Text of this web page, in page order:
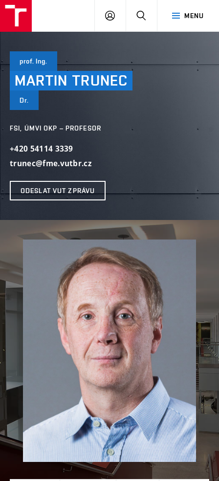
MENU
PŘIHLÁSIT
prof. Ing.
MARTIN TRUNEC
Dr.
FSI, ÚMVI OKP – PROFESOR
+420 54114 3339
trunec@fme.vutbr.cz
ODESLAT VUT ZPRÁVU